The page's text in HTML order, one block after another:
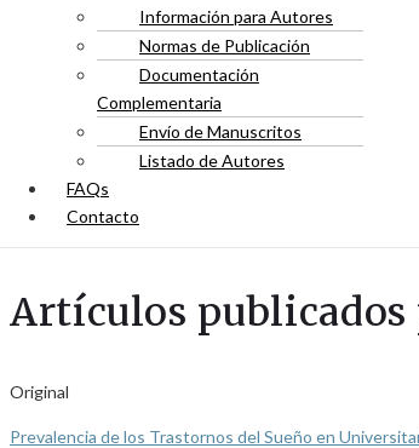
Información para Autores
Normas de Publicación
Documentación
Complementaria
Envío de Manuscritos
Listado de Autores
FAQs
Contacto
Artículos publicados
Original
Prevalencia de los Trastornos del Sueño en